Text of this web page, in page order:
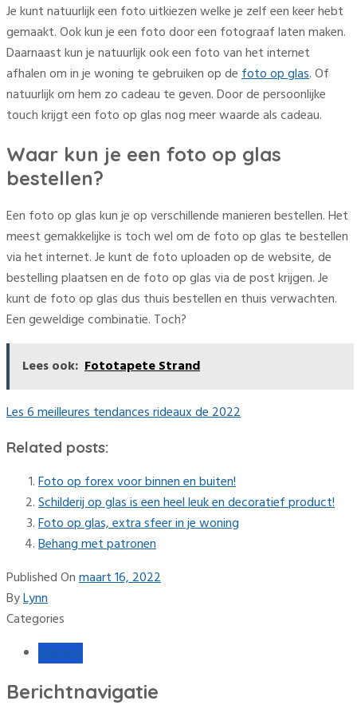
Je kunt natuurlijk een foto uitkiezen welke je zelf een keer hebt
gemaakt. Ook kun je een foto door een fotograaf laten maken.
Daarnaast kun je natuurlijk ook een foto van het internet
afhalen om in je woning te gebruiken op defoto op glas. Of
natuurlijk om hem zo cadeau te geven. Door de persoonlijke
touch krijgt een foto op glas nog meer waarde als cadeau.
Waar kun je een foto op glas
bestellen?
Een foto op glas kun je op verschillende manieren bestellen. Het
meest gemakkelijke is toch wel om de foto op glas te bestellen
via het internet. Je kunt de foto uploaden op de website, de
bestelling plaatsen en de foto op glas via de post krijgen. Je
kunt de foto op glas dus thuis bestellen en thuis verwachten.
Een geweldige combinatie. Toch?
Lees ook: Fototapete Strand
Les 6 meilleures tendances rideaux de 2022
Related posts:
Foto op forex voor binnen en buiten!
Schilderij op glas is een heel leuk en decoratief product!
Foto op glas, extra sfeer in je woning
Behang met patronen
Published Onmaart 16, 2022
ByLynn
Categories
Interieur
Berichtnavigatie